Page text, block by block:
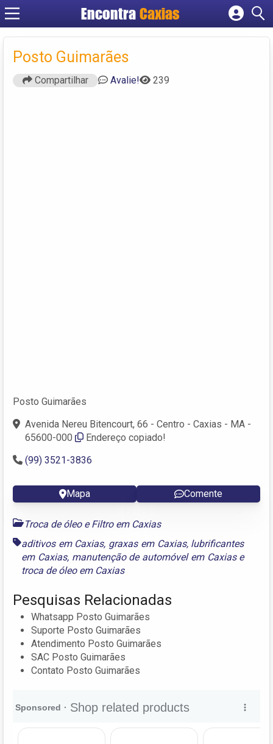
EncontraCaxias
Cadastrar empresa
Criar conta
Posto Guimarães
Compartilhar Avalie! 239
Posto Guimarães
Avenida Nereu Bitencourt, 66 - Centro - Caxias - MA -
65600-000
Endereço copiado!
(99) 3521-3836
Mapa Comente
Troca de óleo e Filtro em Caxias
aditivos em Caxias, graxas em Caxias, lubrificantes
em Caxias, manutenção de automóvel em Caxiase
troca de óleo em Caxias
Pesquisas Relacionadas
Whatsapp Posto Guimarães
Suporte Posto Guimarães
Atendimento Posto Guimarães
SAC Posto Guimarães
Contato Posto Guimarães